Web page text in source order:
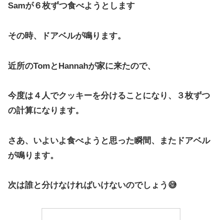
Samが６枚ずつ食べようとします
その時、ドアベルが鳴ります。
近所のTomとHannahが家に来たので、
今度は４人でクッキーを分けることになり、３枚ずつ
の計算になります。
さあ、いよいよ食べようと思った瞬間、またドアベル
が鳴ります。
次は誰と分けなければいけないのでしょう😅